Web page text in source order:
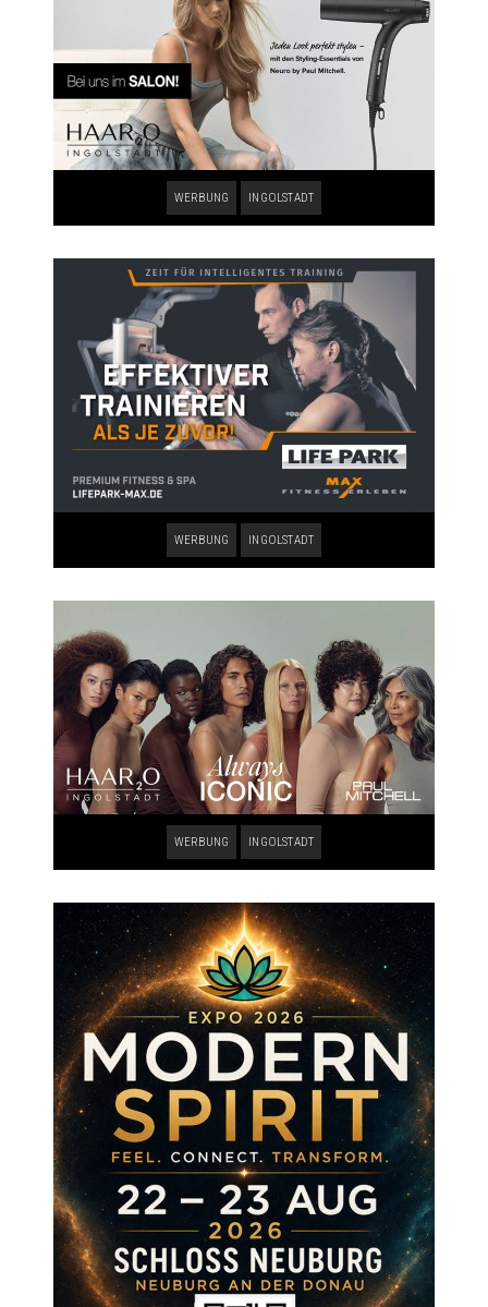
WERBUNG INGOLSTADT
WERBUNG INGOLSTADT
WERBUNG INGOLSTADT